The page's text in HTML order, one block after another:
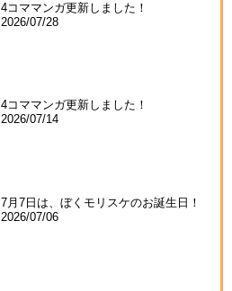
4コママンガ更新しました！
2026/07/28
4コママンガ更新しました！
2026/07/14
7月7日は、ぼくモリスケのお誕生日！
2026/07/06